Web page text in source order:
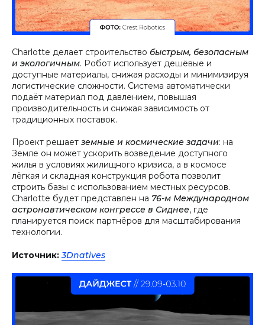
Charlotte делает строительство быстрым, безопасным
и экологичным. Робот использует дешёвые и
доступные материалы, снижая расходы и минимизируя
логистические сложности. Система автоматически
подаёт материал под давлением, повышая
производительность и снижая зависимость от
традиционных поставок.
Проект решает земные и космические задачи: на
Земле он может ускорить возведение доступного
жилья в условиях жилищного кризиса, а в космосе
лёгкая и складная конструкция робота позволит
строить базы с использованием местных ресурсов.
Charlotte будет представлен на 76-м Международном
астронавтическом конгрессе в Сиднее, где
планируется поиск партнёров для масштабирования
технологии.
Источник: 3Dnatives